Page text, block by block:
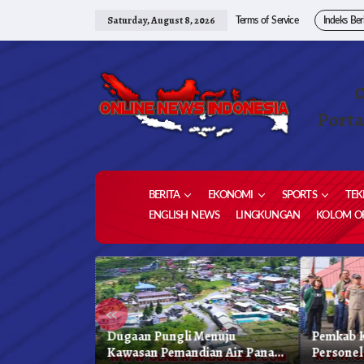
Saturday, August 8, 2026 Terms of Service Indeks
BERITA EKONOMI SPORTS
ENGLISH NEWS
LINGKUNGAN KOLOM
«
Dugaan Pungli Menuju
Kawasan Pemandian Air Panas
Pemkab